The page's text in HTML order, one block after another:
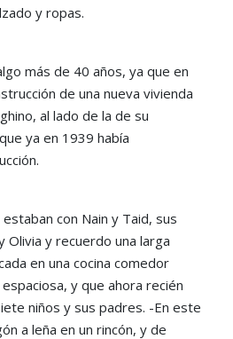
y ropas.
más de 40 años, ya que en
de una nueva vivienda
al lado de la de su
ya en 1939 había
con Nain y Taid, sus
Olivia y recuerdo una larga
en una cocina comedor
y que ahora recién
niños y sus padres. -En este
a leña en un rincón, y de